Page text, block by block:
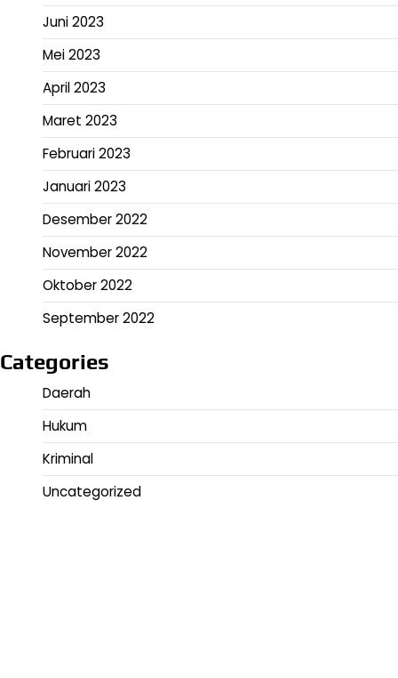
Juni 2023
Mei 2023
April 2023
Maret 2023
Februari 2023
Januari 2023
Desember 2022
November 2022
Oktober 2022
September 2022
Categories
Daerah
Hukum
Kriminal
Uncategorized